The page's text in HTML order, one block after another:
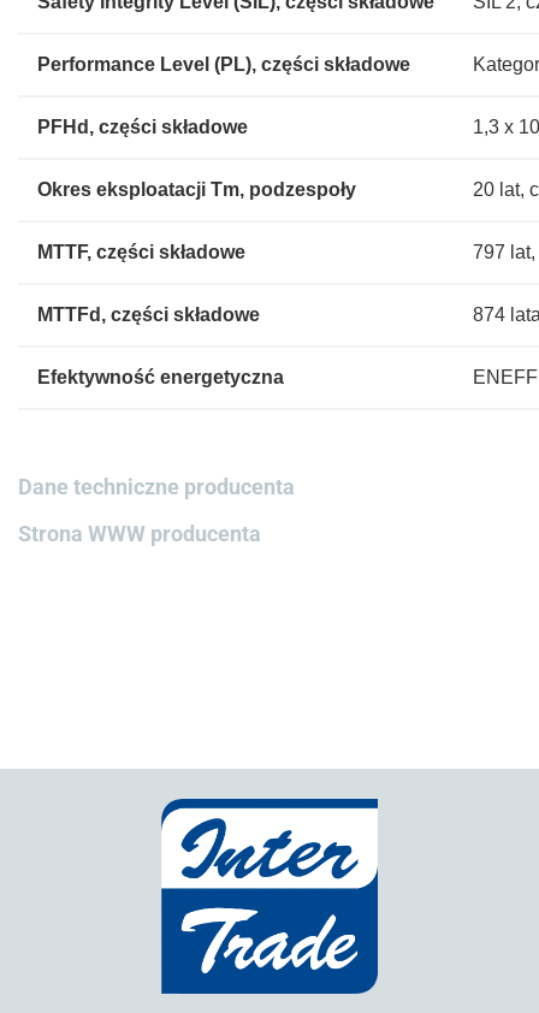
Performance Level (PL), części składowe
PFHd, części składowe 1,3 x
Okres eksploatacji Tm, podzespoły 20 lat,
MTTF, części składowe 797
MTTFd, części składowe 874
Efektywność energetyczna
Dane techniczne producenta
Strona WWW producenta